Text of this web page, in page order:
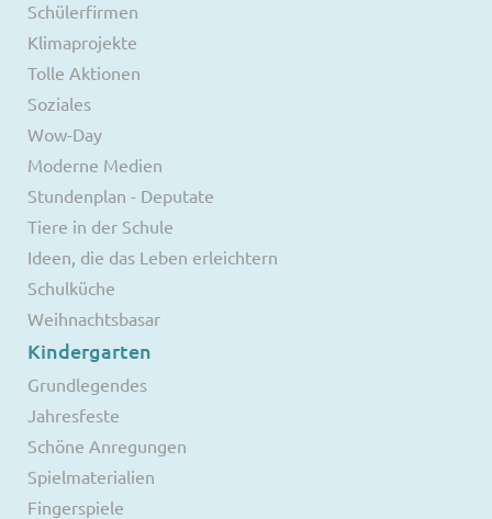
Schülerfirmen
Klimaprojekte
Tolle Aktionen
Soziales
Wow-Day
Moderne Medien
Stundenplan - Deputate
Tiere in der Schule
Ideen, die das Leben erleichtern
Schulküche
Weihnachtsbasar
Kindergarten
Grundlegendes
Jahresfeste
Schöne Anregungen
Spielmaterialien
Fingerspiele